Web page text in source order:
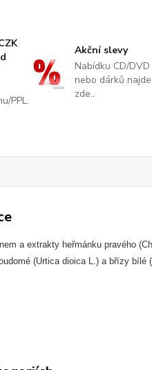
PPL.
Akční slevy
Nabídku CD/DVD
nebo dárků
zde..
a extrakty heřmánku pravého
(Urtica dioica L.) a břízy bílé